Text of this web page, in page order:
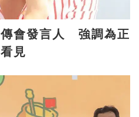
傳會發言人 強調為正
見